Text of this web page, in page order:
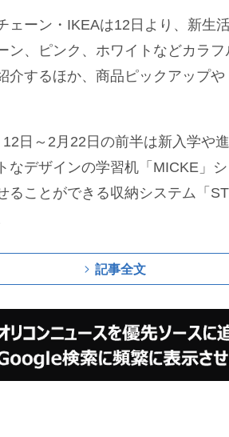
ェーン・IKEAは12日より、新生
ン、ピンク、ホワイトなどカラ
介するほか、商品ピックアップ
日～2月22日の前半は新入学や
なデザインの学習机「MICKE」
ることができる収納システム「
記事全文